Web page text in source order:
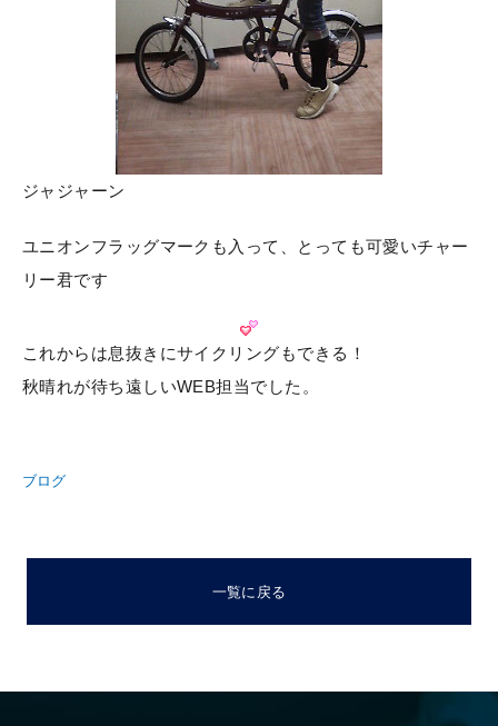
ジャジャーン
ユニオンフラッグマークも入って、とっても可愛いチャー
リー君です
これからは息抜きにサイクリングもできる！
秋晴れが待ち遠しいWEB担当でした。
ブログ
一覧に戻る